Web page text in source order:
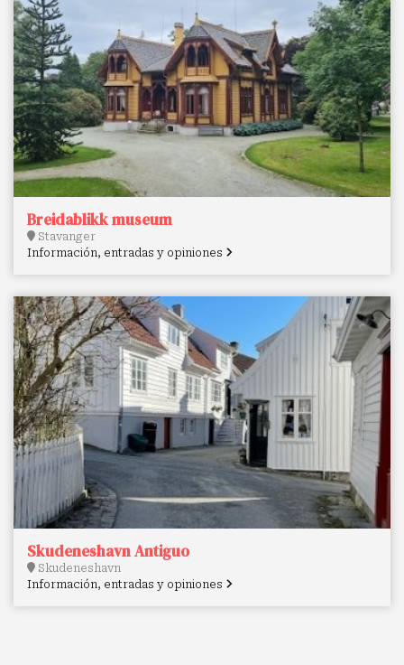
Breidablikk museum
Stavanger
Información, entradas y opiniones
Skudeneshavn Antiguo
Skudeneshavn
Información, entradas y opiniones